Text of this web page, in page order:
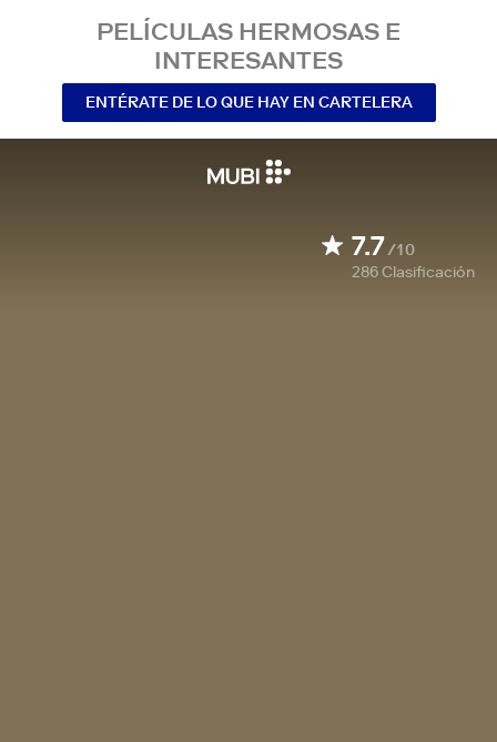
PELÍCULAS HERMOSAS E
INTERESANTES
ENTÉRATE DE LO QUE HAY EN CARTELERA
7.7/10
286Clasificación